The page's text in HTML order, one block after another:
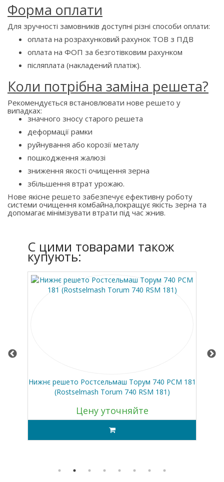
Форма оплати
Для зручності замовників доступні різні способи оплати:
оплата на розрахунковий рахунок ТОВ з ПДВ
оплата на ФОП за безготівковим рахунком
післяплата (накладений платіж).
Коли потрібна заміна решета?
Рекомендується встановлювати нове решето у
випадках:
значного зносу старого решета
деформації рамки
руйнування або корозії металу
пошкодження жалюзі
зниження якості очищення зерна
збільшення втрат урожаю.
Нове якісне решето забезпечує ефективну роботу
системи очищення комбайна,покращує якість зерна та
допомагає мінімізувати втрати під час жнив.
C цими товарами також
купують:
Нижнє решето Ростсельмаш Торум 740 РСМ 181
(Rostselmash Torum 740 RSM 181)
Цену уточняйте